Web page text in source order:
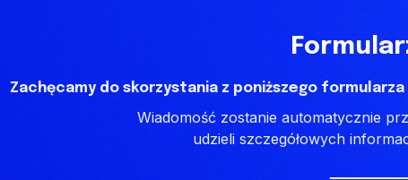
Zachęcamy do skorzystania z poniższego
Wiadomość zostanie automatycznie
udzieli szczegółowych